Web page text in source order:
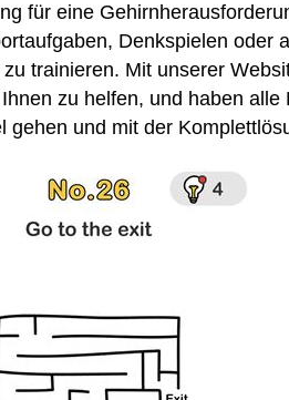
für eine
Denkspielen oder
trainieren. Mit unserer
zu helfen, und haben
und mit der